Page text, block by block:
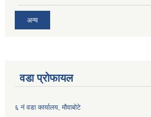
अन्य
वडा प्रोफायल
६ नं वडा कार्यालय, मौवाबोटे